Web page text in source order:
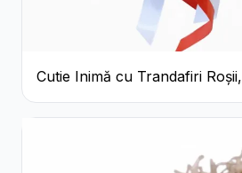
Cutie Inimă cu Trandafiri Roșii,
Crizanteme Albe și Bomboane
Raffaello